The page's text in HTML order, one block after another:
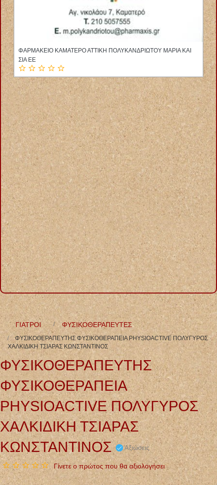
ΦΑΡΜΑΚΕΙΟ ΚΑΜΑΤΕΡΟ ΑΤΤΙΚΗ ΠΟΛΥΚΑΝΔΡΙΩΤΟΥ ΜΑΡΙΑ ΚΑΙ
ΣΙΑ ΕΕ
ΓΙΑΤΡΟΙ ΦΥΣΙΚΟΘΕΡΑΠΕΥΤΕΣ
ΦΥΣΙΚΟΘΕΡΑΠΕΥΤΗΣ ΦΥΣΙΚΟΘΕΡΑΠΕΙΑ PHYSIOACTIVE ΠΟΛΥΓΥΡΟΣ
ΧΑΛΚΙΔΙΚΗ ΤΣΙΑΡΑΣ ΚΩΝΣΤΑΝΤΙΝΟΣ
ΦΥΣΙΚΟΘΕΡΑΠΕΥΤΗΣ
ΦΥΣΙΚΟΘΕΡΑΠΕΙΑ
PHYSIOACTIVE ΠΟΛΥΓΥΡΟΣ
ΧΑΛΚΙΔΙΚΗ ΤΣΙΑΡΑΣ
ΚΩΝΣΤΑΝΤΙΝΟΣ
Αξιώσεις
Γίνετε ο πρώτος που θα αξιολογήσει